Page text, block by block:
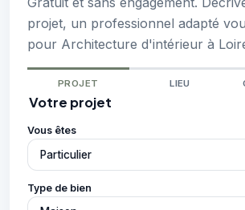
projet, un professionnel adapté
pour Architecture d'intérieur à
PROJET LIEU
Votre projet
Vous êtes
Type de bien